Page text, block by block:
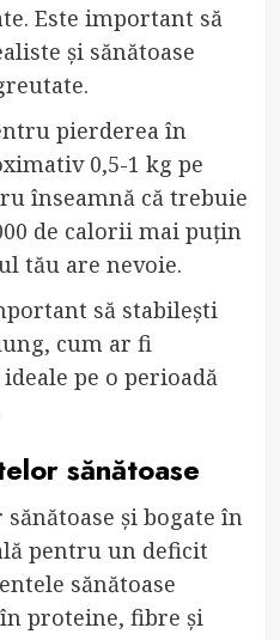
Este important să
și sănătoase
pierderea în
0,5-1 kg pe
înseamnă că trebuie
de calorii mai puțin
tău are nevoie.
să stabilești
cum ar fi
pe o perioadă
sănătoase
și bogate în
pentru un deficit
sănătoase
proteine, fibre și